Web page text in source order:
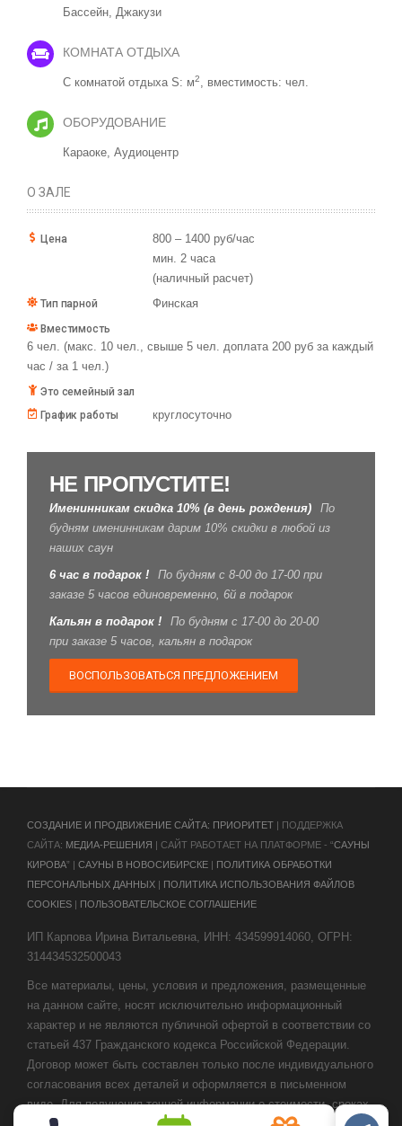
Бассейн, Джакузи
КОМНАТА ОТДЫХА
С комнатой отдыха S: м2, вместимость: чел.
ОБОРУДОВАНИЕ
Караоке, Аудиоцентр
О ЗАЛЕ
Цена
800 – 1400 руб/час
мин. 2 часа
(наличный расчет)
Тип парной Финская
Вместимость
6 чел. (макс. 10 чел., свыше 5 чел. доплата 200 руб за каждый
час / за 1 чел.)
Это семейный зал
График работы
круглосуточно
НЕ ПРОПУСТИТЕ!
Именинникам скидка 10% (в день рождения)
По
будням именинникам дарим 10% скидки в любой из
наших саун
6 час в подарок !
По будням с 8-00 до 17-00 при
заказе 5 часов единовременно, 6й в подарок
Кальян в подарок !
По будням с 17-00 до 20-00
при заказе 5 часов, кальян в подарок
ВОСПОЛЬЗОВАТЬСЯ ПРЕДЛОЖЕНИЕМ
CОЗДАНИЕ И ПРОДВИЖЕНИЕ САЙТА: ПРИОРИТЕТ | ПОДДЕРЖКА
САЙТА: МЕДИА-РЕШЕНИЯ | САЙТ РАБОТАЕТ НА ПЛАТФОРМЕ - “САУНЫ
КИРОВА” | САУНЫ В НОВОСИБИРСКЕ
ПОЛИТИКА ОБРАБОТКИ
ПЕРСОНАЛЬНЫХ ДАННЫХ
ПОЛИТИКА ИСПОЛЬЗОВАНИЯ ФАЙЛОВ
COOKIES
ПОЛЬЗОВАТЕЛЬСКОЕ СОГЛАШЕНИЕ
ИП Карпова Ирина Витальевна, ИНН: 434599914060, ОГРН:
314434532500043
Все материалы, цены, условия и предложения, размещенные
на данном сайте, носят исключительно информационный
характер и не являются публичной офертой в соответствии со
статьей 437 Гражданского кодекса Российской Федерации.
Договор может быть составлен только после индивидуального
согласования всех деталей и оформляется в письменном
виде. Для получения точной информации о стоимости, сроках